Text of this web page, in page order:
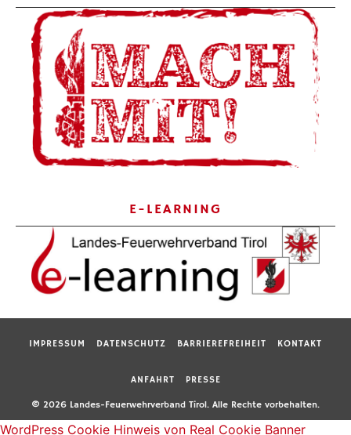
E-LEARNING
IMPRESSUM DATENSCHUTZ BARRIEREFREIHEIT KONTAKT
ANFAHRT PRESSE
© 2026 Landes-Feuerwehrverband Tirol. Alle Rechte vorbehalten.
WordPress Cookie Hinweis von Real Cookie Banner